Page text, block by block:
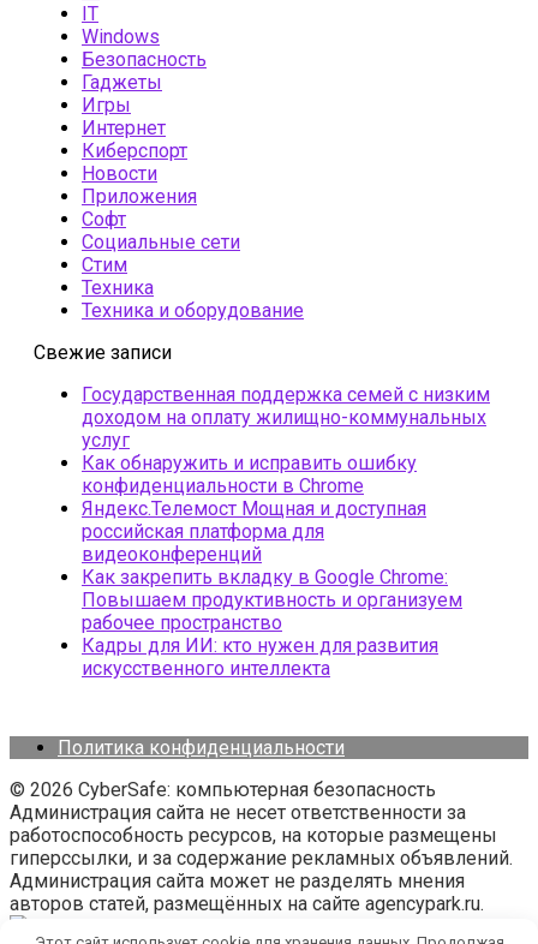
IT
Windows
Безопасность
Гаджеты
Игры
Интернет
Киберспорт
Новости
Приложения
Софт
Социальные сети
Стим
Техника
Техника и оборудование
Свежие записи
Государственная поддержка семей с низким
доходом на оплату жилищно-коммунальных
услуг
Как обнаружить и исправить ошибку
конфиденциальности в Chrome
Яндекс.Телемост Мощная и доступная
российская платформа для
видеоконференций
Как закрепить вкладку в Google Chrome:
Повышаем продуктивность и организуем
рабочее пространство
Кадры для ИИ: кто нужен для развития
искусственного интеллекта
Политика конфиденциальности
© 2026 CyberSafe: компьютерная безопасность
Администрация сайта не несет ответственности за
работоспособность ресурсов, на которые размещены
гиперссылки, и за содержание рекламных объявлений.
Администрация сайта может не разделять мнения
авторов статей, размещённых на сайте agencypark.ru.